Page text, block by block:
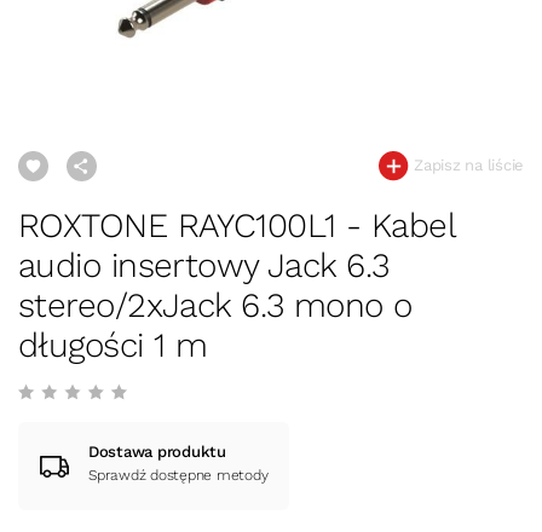
Zapisz na liście
ROXTONE RAYC100L1 - Kabel
audio insertowy Jack 6.3
stereo/2xJack 6.3 mono o
długości 1 m
Dostawa produktu
Sprawdź dostępne metody